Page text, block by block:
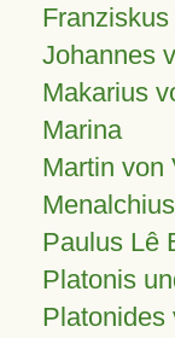
Johannes
Makarius
Marina
Martin von
Menalchius
Paulus Lê
Platonis
Platonides